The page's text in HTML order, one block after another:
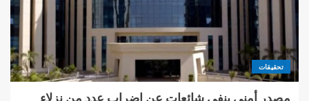
تحقيقات
مصدر أمني ينفي شائعات عن إضراب عدد من نزلاء